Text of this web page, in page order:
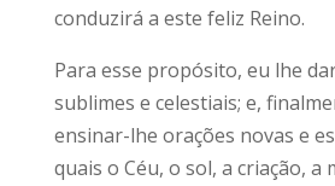
conduzirá a este feliz Reino.
Para esse propósito, eu lhe
sublimes e celestiais; e,
ensinar-lhe orações novas e
quais o Céu, o sol, a criação,